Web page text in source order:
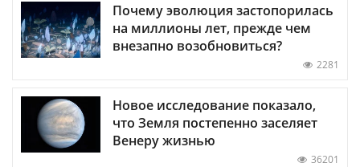
Почему эволюция застопорилась
на миллионы лет, прежде чем
внезапно возобновиться?
2281
Новое исследование показало,
что Земля постепенно заселяет
Венеру жизнью
36201